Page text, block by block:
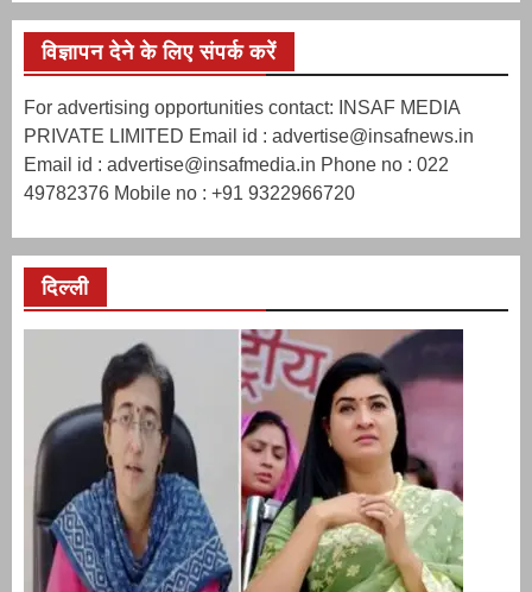
विज्ञापन देने के लिए संपर्क करें
For advertising opportunities contact: INSAF MEDIA
PRIVATE LIMITED Email id : advertise@insafnews.in
Email id : advertise@insafmedia.in Phone no : 022
49782376 Mobile no : +91 9322966720
दिल्ली